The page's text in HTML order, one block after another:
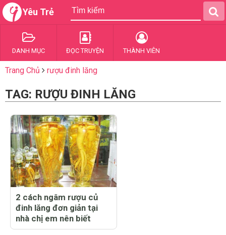
Yêu Trẻ
DANH MỤC ĐỌC TRUYỆN THÀNH VIÊN
Trang Chủ rượu đinh lăng
TAG: RƯỢU ĐINH LĂNG
2 cách ngâm rượu củ
đinh lăng đơn giản tại
nhà chị em nên biết